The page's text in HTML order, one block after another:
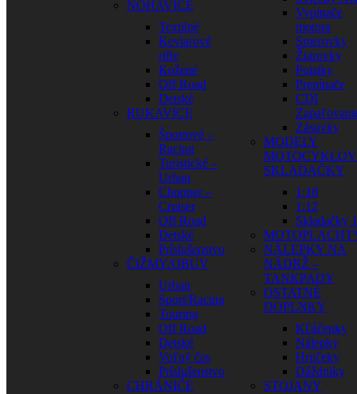
NOHAVICE
Textilné
Kevlarové
rifle
Kožené
Off Road
Detské
RUKAVICE
Športové –
Racing
Turistické –
Urban
Chopper –
Cruiser
Off Road
Detské
Príslušenstvo
ČIŽMY/OBUV
Urban
Sport/Racing
Touring
Off Road
Detské
Voľný čas
Príslušenstvo
CHRÁNIČE
Vypínače
motora
Smerovky
Žiarovky
Poistky
Prepínače
CDI
Zásuvky
MODELY
SKLADAČKY
1:18
1:12
Skladačky
NÁLEPKY NA
NÁDRŽ –
TANKPADY
OSTATNÉ
DOPLNKY
Kľúčenky
Nálepky
Hrnčeky
Dáždniky
STOJANY